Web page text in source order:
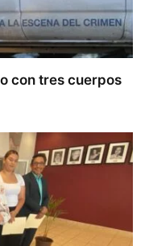
con tres cuerpos